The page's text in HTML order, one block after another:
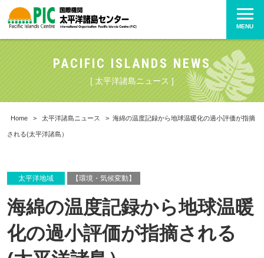
MENU
PACIFIC ISLANDS NEWS
[ 太平洋諸島ニュース ]
Home > 太平洋諸島ニュース > 海綿の温度記録から地球温暖化の過小評価が指摘
される(太平洋諸島）
太平洋地域 【環境・気候変動】
海綿の温度記録から地球温暖
化の過小評価が指摘される